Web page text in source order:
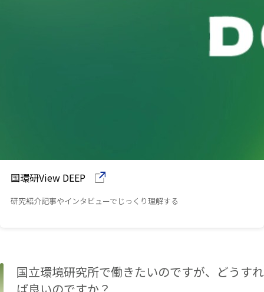
国環研View DEEP
研究紹介記事やインタビューでじっくり理解する
国立環境研究所で働きたいのですが、どうすれ